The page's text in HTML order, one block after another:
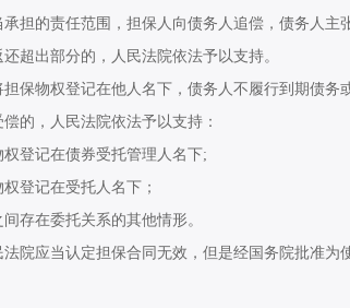
的责任范围，担保人向债务人追偿，债务人主
超出部分的，人民法院依法予以支持。
物权登记在他人名下，债务人不履行到期债务
的，人民法院依法予以支持：
登记在债券受托管理人名下;
登记在受托人名下；
在委托关系的其他情形。
应当认定担保合同无效，但是经国务院批准为